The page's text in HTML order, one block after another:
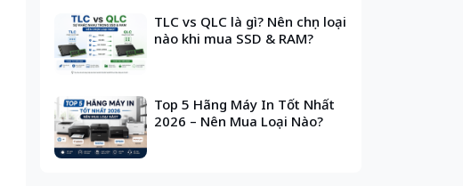
TLC vs QLC là gì? Nên chọn loại
nào khi mua SSD & RAM?
Top 5 Hãng Máy In Tốt Nhất
2026 – Nên Mua Loại Nào?